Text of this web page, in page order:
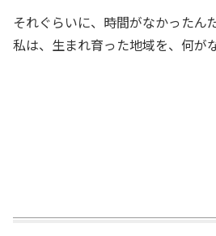
それぐらいに、時間がなかったんだ
私は、生まれ育った地域を、何が